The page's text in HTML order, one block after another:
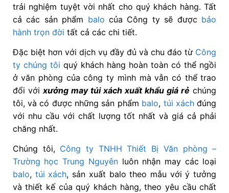
trải nghiệm tuyệt vời nhất cho quý khách hàng. Tất
cả các sản phẩm balo của Công ty sẽ được bảo
hành trọn đời tất cả các chi tiết.
Đặc biệt hơn với dịch vụ đầy đủ và chu đáo từ Công
ty chúng tôi quý khách hàng hoàn toàn có thể ngồi
ở văn phòng của công ty mình mà vẫn có thể trao
đổi với xưởng may túi xách xuất khẩu giá rẻ chúng
tôi, và có được những sản phẩm balo, túi xáchđúng
với nhu cầu với chất lượng tốt nhất và giá cả phải
chăng nhất.
Chúng tôi, Công ty TNHH Thiết Bị Văn phòng –
Trường học Trung Nguyênluôn nhận may các loại
balo, túi xách, sản xuất balo theo mẫu với ý tưởng
và thiết kế của quý khách hàng, theo yêu cầu chất